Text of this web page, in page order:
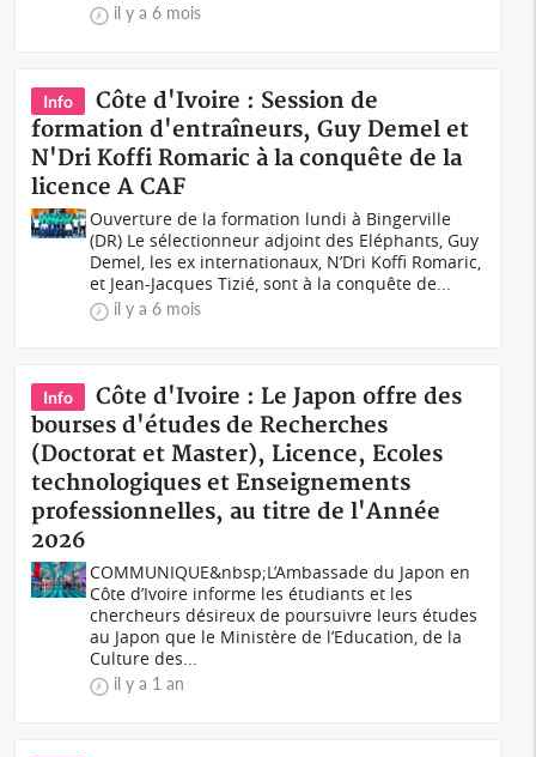
il y a 6 mois
Info
Côte d'Ivoire : Session de
formation d'entraîneurs, Guy Demel et
N'Dri Koffi Romaric à la conquête de la
licence A CAF
Ouverture de la formation lundi à Bingerville
(DR) Le sélectionneur adjoint des Eléphants, Guy
Demel, les ex internationaux, N’Dri Koffi Romaric,
et Jean-Jacques Tizié, sont à la conquête de...
il y a 6 mois
Info
Côte d'Ivoire : Le Japon offre des
bourses d'études de Recherches
(Doctorat et Master), Licence, Ecoles
technologiques et Enseignements
professionnelles, au titre de l'Année
2026
COMMUNIQUE&nbsp;L’Ambassade du Japon en
Côte d’Ivoire informe les étudiants et les
chercheurs désireux de poursuivre leurs études
au Japon que le Ministère de l’Education, de la
Culture des...
il y a 1 an